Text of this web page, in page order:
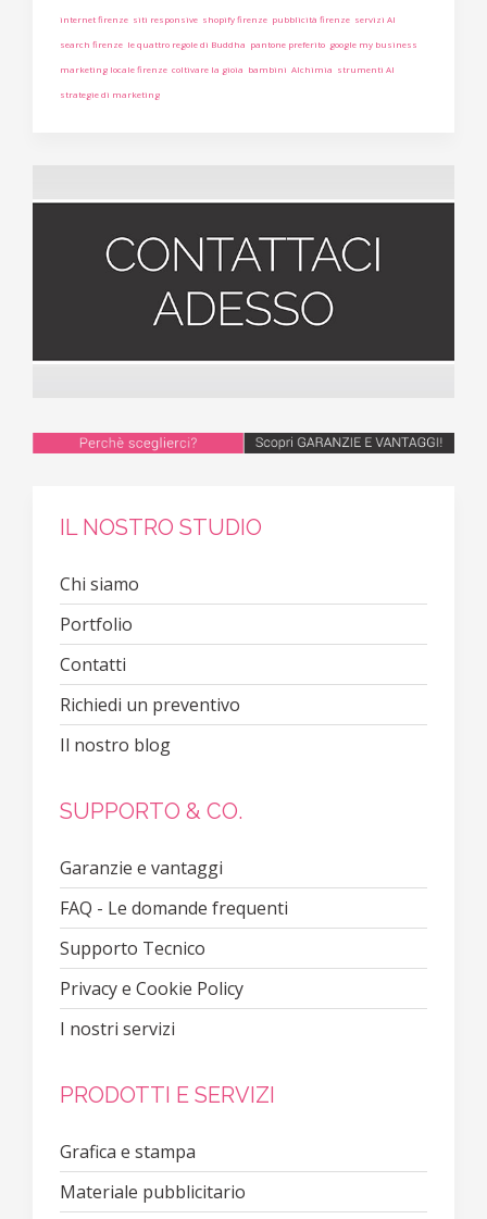
internet firenze siti responsive shopify firenze pubblicità firenze servizi AI
search firenze le quattro regole di Buddha pantone preferito google my business
marketing locale firenze coltivare la gioia bambini Alchimia strumenti AI
strategie di marketing
IL NOSTRO STUDIO
Chi siamo
Portfolio
Contatti
Richiedi un preventivo
Il nostro blog
SUPPORTO & CO.
Garanzie e vantaggi
FAQ - Le domande frequenti
Supporto Tecnico
Privacy e Cookie Policy
I nostri servizi
PRODOTTI E SERVIZI
Grafica e stampa
Materiale pubblicitario